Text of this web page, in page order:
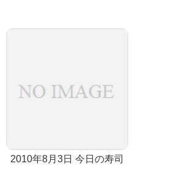
2010年8月3日 今日の寿司